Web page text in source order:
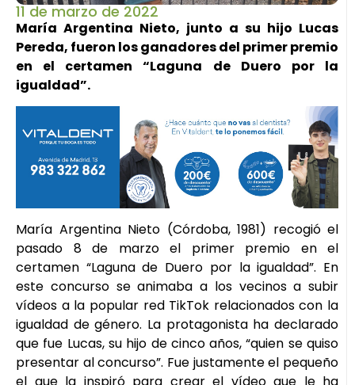
11 de marzo de 2022
María Argentina Nieto, junto a su hijo Lucas
Pereda, fueron los ganadores del primer premio
en el certamen “Laguna de Duero por la
igualdad”.
María Argentina Nieto (Córdoba, 1981) recogió el
pasado 8 de marzo el primer premio en el
certamen “Laguna de Duero por la igualdad”. En
este concurso se animaba a los vecinos a subir
vídeos a la popular red TikTok relacionados con la
igualdad de género. La protagonista ha declarado
que fue Lucas, su hijo de cinco años, “quien se quiso
presentar al concurso”. Fue justamente el pequeño